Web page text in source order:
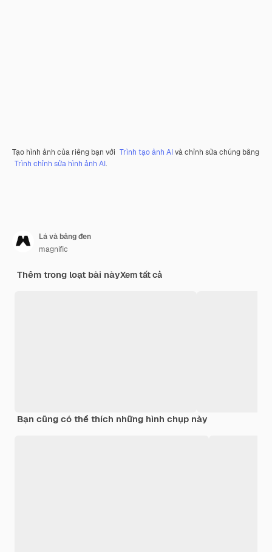
Tạo hình ảnh của riêng bạn với Trình tạo ảnh AIvà chỉnh sửa chúng bằng
Trình chỉnh sửa hình ảnh AI.
Lá và bảng đen
magnific
Thêm trong loạt bài nàyXem tất cả
Bạn cũng có thể thích những hình chụp này